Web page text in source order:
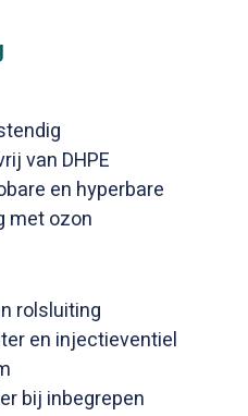
van DHPE
en hyperbare
met ozon
rolsluiting
en injectieventiel
bij inbegrepen